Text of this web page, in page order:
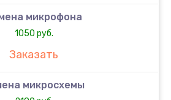
микрофона
1050 руб.
Заказать
микросхемы